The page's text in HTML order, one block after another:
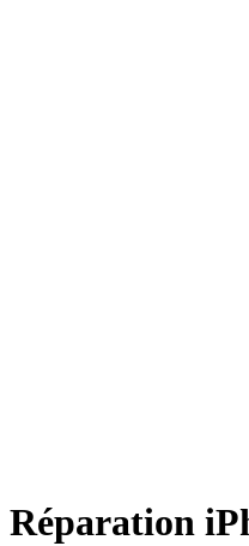
Réparation